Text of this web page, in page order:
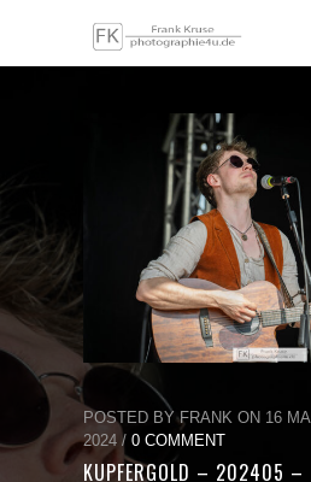
POSTED BY FRANK ON 16 MAI
2024 / 0 COMMENT
KUPFERGOLD – 202405 –